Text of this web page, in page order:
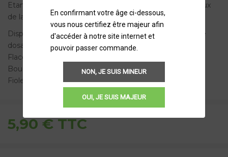
En confirmant votre âge ci-dessous,
vous nous certifiez être majeur afin
d'accéder à notre site internet et
pouvoir passer commande.
NON, JE SUIS MINEUR
OUI, JE SUIS MAJEUR
Etanchez vôtre soif avec ce cola allié au goût somptueux
de la cerise
Disponible avec ou sans nicotine (voir ci-dessous pour le
dosage).
Flacon de 10ml.
Bouchon sécurité enfant.
Fiole recyclable.
5,90 € TTC